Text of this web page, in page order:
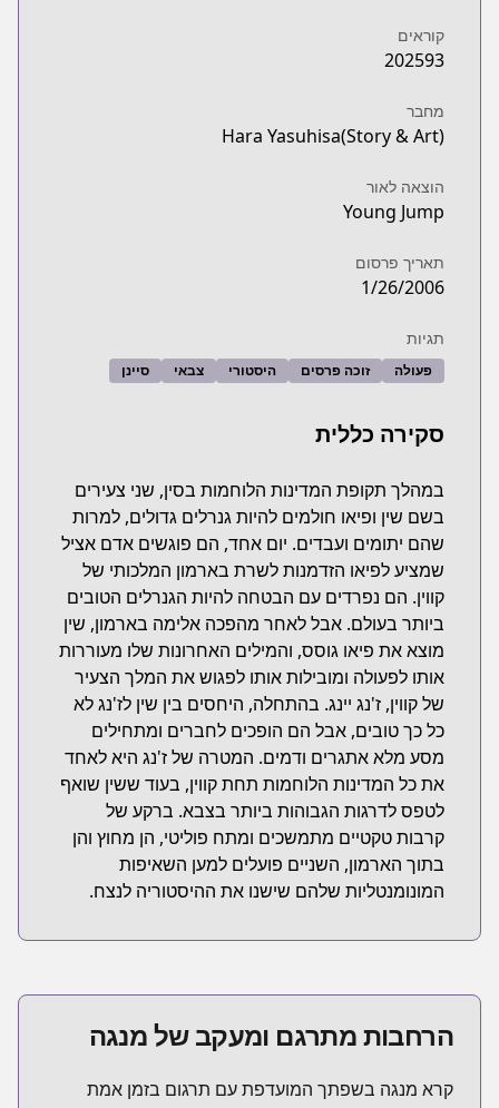
קוראים
202593
מחבר
Hara Yasuhisa(Story & Art)
הוצאה לאור
Young Jump
תאריך פרסום
1/26/2006
תגיות
פעולה זוכה פרסים היסטורי צבאי סיינן
סקירה כללית
במהלך תקופת המדינות הלוחמות בסין, שני צעירים
בשם שין ופיאו חולמים להיות גנרלים גדולים, למרות
שהם יתומים ועבדים. יום אחד, הם פוגשים אדם אציל
שמציע לפיאו הזדמנות לשרת בארמון המלכותי של
קווין. הם נפרדים עם הבטחה להיות הגנרלים הטובים
ביותר בעולם. אבל לאחר מהפכה אלימה בארמון, שין
מוצא את פיאו גוסס, והמילים האחרונות שלו מעוררות
אותו לפעולה ומובילות אותו לפגוש את המלך הצעיר
של קווין, ז'נג יינג. בהתחלה, היחסים בין שין לז'נג לא
כל כך טובים, אבל הם הופכים לחברים ומתחילים
מסע מלא אתגרים ודמים. המטרה של ז'נג היא לאחד
את כל המדינות הלוחמות תחת קווין, בעוד ששין שואף
לטפס לדרגות הגבוהות ביותר בצבא. ברקע של
קרבות טקטיים מתמשכים ומתח פוליטי, הן מחוץ והן
בתוך הארמון, השניים פועלים למען השאיפות
המונומנטליות שלהם שישנו את ההיסטוריה לנצח.
הרחבות מתרגם ומעקב של מנגה
קרא מנגה בשפתך המועדפת עם תרגום בזמן אמת